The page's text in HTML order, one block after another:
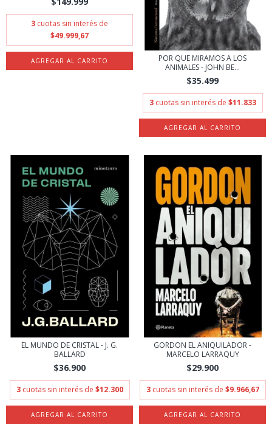
3 cuotas sin interés de
$49.999,67
POR QUE MIRAMOS A LOS
ANIMALES - JOHN BE...
$35.499
3 cuotas sin interés de $11.833
EL MUNDO DE CRISTAL - J. G.
BALLARD
$36.900
3 cuotas sin interés de $12.300
GORDON EL ANIQUILADOR -
MARCELO LARRAQUY
$29.900
3 cuotas sin interés de $9.966,67